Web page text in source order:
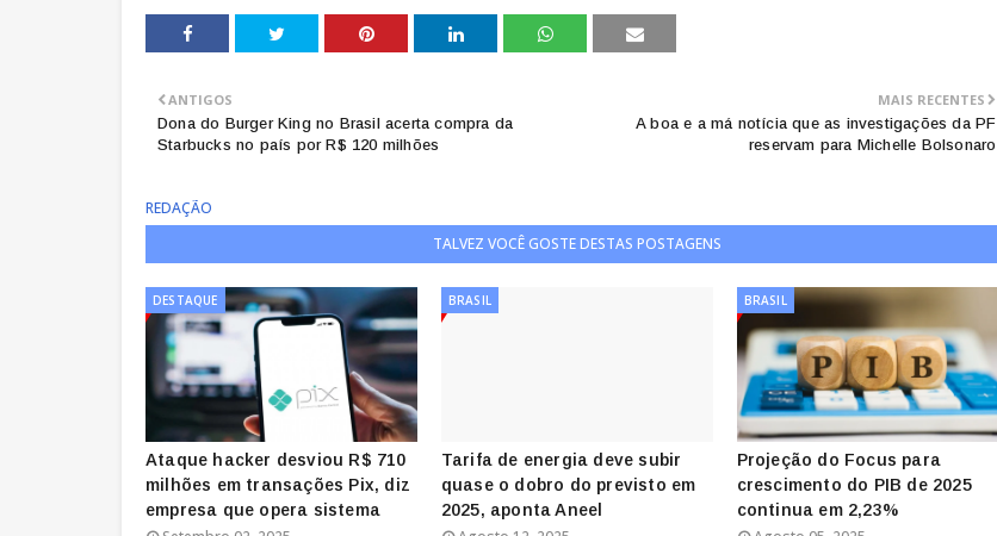
MAIS RECENTES
A boa e a má notícia que as investigações da PF
reservam para Michelle Bolsonaro
ANTIGOS
Dona do Burger King no Brasil acerta compra da
Starbucks no país por R$ 120 milhões
REDAÇÃO
TALVEZ VOCÊ GOSTE DESTAS POSTAGENS
DESTAQUE
Ataque hacker desviou R$ 710
milhões em transações Pix, diz
empresa que opera sistema
BRASIL
Tarifa de energia deve subir
quase o dobro do previsto em
2025, aponta Aneel
BRASIL
Projeção do Focus para
crescimento do PIB de 2025
continua em 2,23%